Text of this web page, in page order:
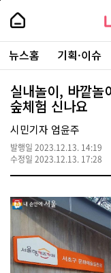
본
로
가
내
손
안
에
서
울
-
서
울
시
대
표
소
통
포
주
요
서
뉴스홈 기획·이슈
실내놀이, 바깥
숲체험 신나요
시민기자 엄윤주
발행일 2023.12.13. 14:19
수정일 2023.12.13. 17:28
페
상
단
로